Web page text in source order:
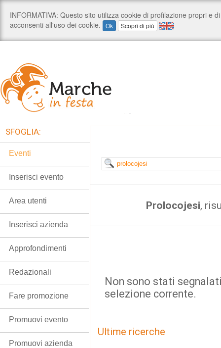
Prolocojesi,
Non sono stati
selezione corrente.
Ultime ricerche
SFOGLIA:
Eventi
Inserisci evento
Area utenti
Inserisci azienda
Approfondimenti
Redazionali
Fare promozione
Promuovi evento
Promuovi azienda